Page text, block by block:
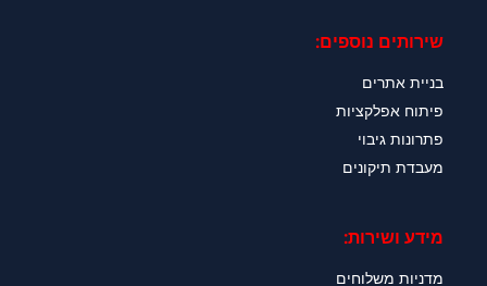
שירותים נוספים:
בניית אתרים
פיתוח אפלקציות
פתרונות גיבוי
מעבדת תיקונים
מידע ושירות:
מדניות משלוחים